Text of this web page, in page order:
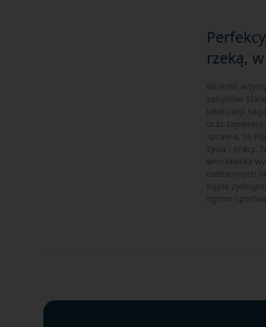
rzeką,
Bliskość
zabytków
lokalizacji
oraz
sprawia, że
życia i pracy.
wrocławska
codziennych
Kępie
ogrom